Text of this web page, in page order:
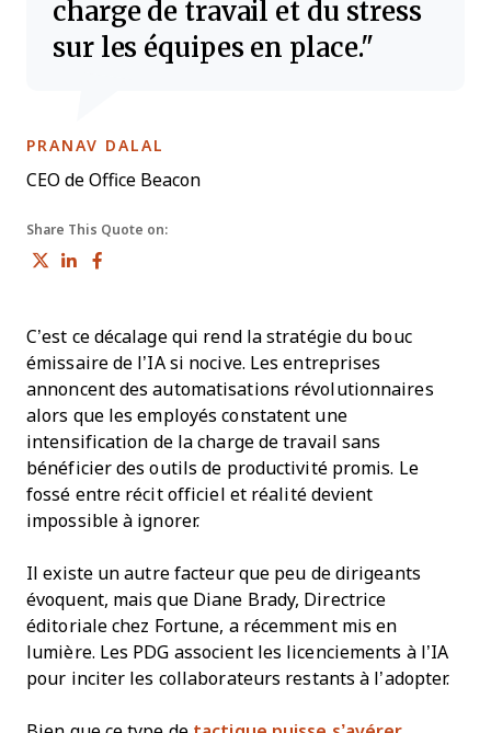
charge de travail et du stress
sur les équipes en place.
Share This Quote on:
Share on Twitter
Share on LinkedIn
PRANAV DALAL
CEO de Office Beacon
C’est ce décalage qui rend la stratégie du bouc
émissaire de l’IA si nocive. Les entreprises
annoncent des automatisations révolutionnaires
alors que les employés constatent une
intensification de la charge de travail sans
bénéficier des outils de productivité promis. Le
fossé entre récit officiel et réalité devient
impossible à ignorer.
Il existe un autre facteur que peu de dirigeants
évoquent, mais que Diane Brady, Directrice
éditoriale chez Fortune, a récemment mis en
lumière. Les PDG associent les licenciements à l’IA
pour inciter les collaborateurs restants à l’adopter.